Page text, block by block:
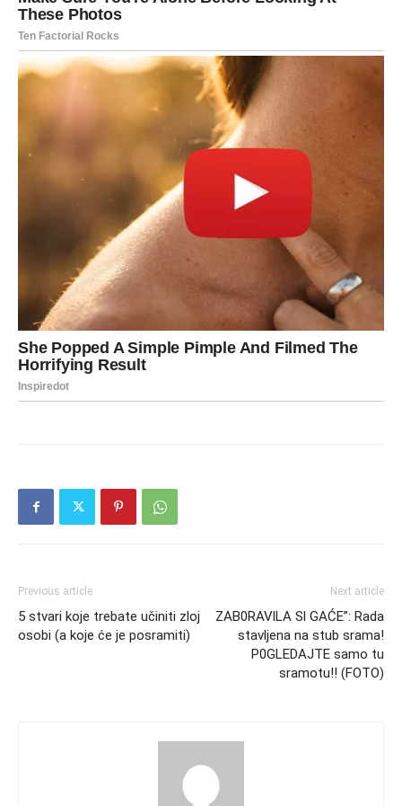
Previous article
5 stvari koje trebate učiniti zloj
osobi (a koje će je posramiti)
Next article
ZAB0RAVlLA Sl GAĆE”: Rada
stavljena na stub srama!
P0GLEDAJTE samo tu
sramotu!! (FOTO)